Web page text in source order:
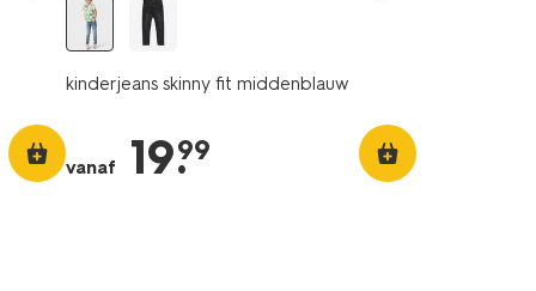
kinderjeans skinny fit middenblauw
vanaf 19.
99